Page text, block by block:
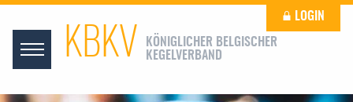
KBKV
KÖNIGLICHER BELGISCHER
KEGELVERBAND
LOGIN